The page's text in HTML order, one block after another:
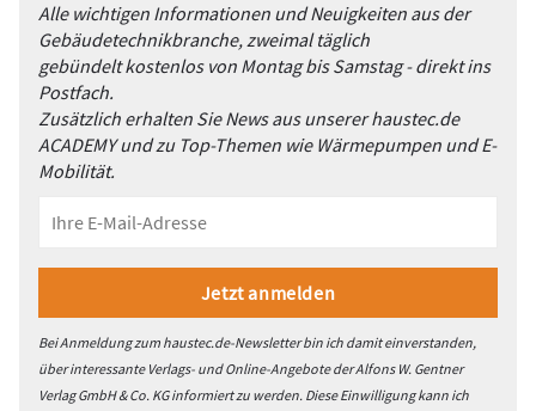
Alle wichtigen Informationen und Neuigkeiten aus der
Gebäudetechnikbranche, zweimal täglich
gebündelt kostenlos von Montag bis Samstag - direkt ins
Postfach.
Zusätzlich erhalten Sie News aus unserer haustec.de
ACADEMY und zu Top-Themen wie Wärmepumpen und E-
Mobilität.
Bei Anmeldung zum haustec.de-Newsletter bin ich damit einverstanden,
über interessante Verlags- und Online-Angebote der Alfons W. Gentner
Verlag GmbH & Co. KG informiert zu werden. Diese Einwilligung kann ich